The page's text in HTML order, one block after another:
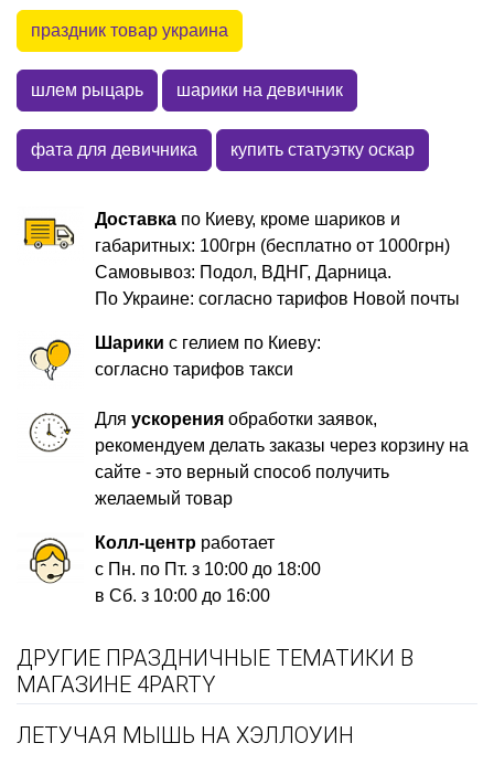
праздник товар украина
шлем рыцарь шарики на девичник
фата для девичника купить статуэтку оскар
Доставка по Киеву, кроме шариков и
габаритных: 100грн (бесплатно от 1000грн)
Самовывоз: Подол, ВДНГ, Дарница.
По Украине: согласно тарифов Новой почты
Шарики с гелием по Киеву:
согласно тарифов такси
Дляускорения обработки заявок,
рекомендуем делать заказы через корзину на
сайте - это верный способ получить
желаемый товар
Колл-центр работает
с Пн. по Пт. з 10:00 до 18:00
в Сб. з 10:00 до 16:00
ДРУГИЕ ПРАЗДНИЧНЫЕ ТЕМАТИКИ В
МАГАЗИНЕ 4PARTY
ЛЕТУЧАЯ МЫШЬ НА ХЭЛЛОУИН